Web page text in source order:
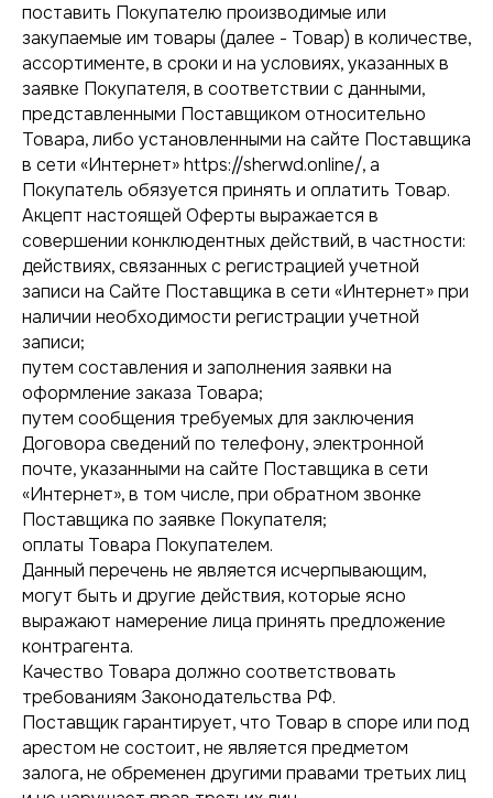
поставить Покупателю производимые или
закупаемые им товары (далее - Товар) в количестве,
ассортименте, в сроки и на условиях, указанных в
заявке Покупателя, в соответствии с данными,
представленными Поставщиком относительно
Товара, либо установленными на сайте Поставщика
в сети «Интернет» https://sherwd.online/, а
Покупатель обязуется принять и оплатить Товар.
Акцепт настоящей Оферты выражается в
совершении конклюдентных действий, в частности:
действиях, связанных с регистрацией учетной
записи на Сайте Поставщика в сети «Интернет» при
наличии необходимости регистрации учетной
записи;
путем составления и заполнения заявки на
оформление заказа Товара;
путем сообщения требуемых для заключения
Договора сведений по телефону, электронной
почте, указанными на сайте Поставщика в сети
«Интернет», в том числе, при обратном звонке
Поставщика по заявке Покупателя;
оплаты Товара Покупателем.
Данный перечень не является исчерпывающим,
могут быть и другие действия, которые ясно
выражают намерение лица принять предложение
контрагента.
Качество Товара должно соответствовать
требованиям Законодательства РФ.
Поставщик гарантирует, что Товар в споре или под
арестом не состоит, не является предметом
залога, не обременен другими правами третьих лиц